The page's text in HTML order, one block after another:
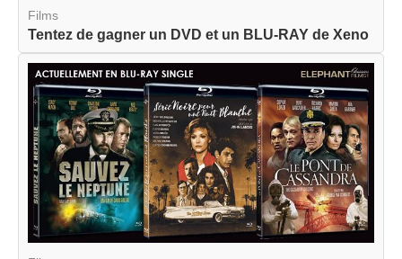
Films
Tentez de gagner un DVD et un BLU-RAY de Xeno